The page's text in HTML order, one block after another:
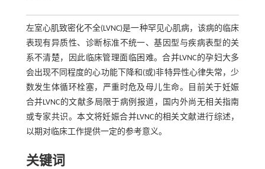
左室心肌致密化不全(LVNC)是一种罕见心肌病，该病的临床
表现有异质性、诊断标准不统一、基因型与疾病表型的关
系不清楚，因此临床管理面临困难。合并LVNC的孕妇大多
会出现不同程度的心功能下降和(或)非特异性心律失常，少
数发生体循环栓塞，严重时危及母儿生命。目前关于妊娠
合并LVNC的文献多局限于病例报道，国内外尚无相关指南
或专家共识。本文将妊娠合并LVNC的相关文献进行综述，
以期对临床工作提供一定的参考意义。
关键词